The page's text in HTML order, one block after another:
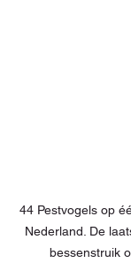
44 Pestvogels op
Nederland. De
bessenstruik